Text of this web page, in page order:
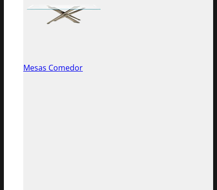
Mesas Comedor